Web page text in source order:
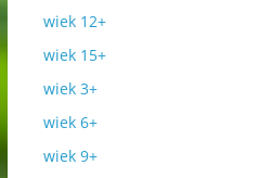
wiek 12+
wiek 15+
wiek 3+
wiek 6+
wiek 9+